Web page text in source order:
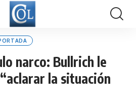
narco: Bullrich le
la situación